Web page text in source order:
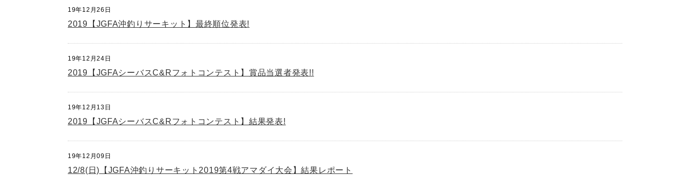
19年12月26日
2019【JGFA沖釣りサーキット】最終順位発表!
19年12月24日
2019【JGFAシーバスC&Rフォトコンテスト】賞品当選者発表!!
19年12月13日
2019【JGFAシーバスC&Rフォトコンテスト】結果発表!
19年12月09日
12/8(日)【JGFA沖釣りサーキット2019第4戦アマダイ大会】結果レポート